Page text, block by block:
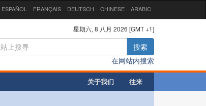
ESPAÑOL FRANÇAIS DEUTSCH CHINESE ARABIC
星期六, 8 八月 2026 [GMT +1]
搜索
在网站内搜索
关于我们 往来